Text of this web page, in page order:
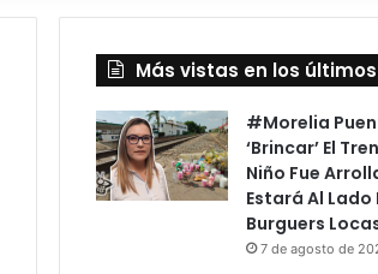
Más vistas en los
#Morelia
‘Brincar’ El
Niño Fue
Estará Al Lado
Burguers
7 de agosto de